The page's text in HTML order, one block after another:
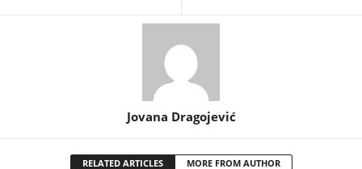
Jovana Dragojević
RELATED ARTICLES MORE FROM AUTHOR